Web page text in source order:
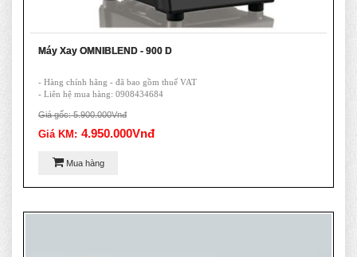
Máy Xay OMNIBLEND - 900 D
- Hàng chính hãng - đã bao gồm thuế VAT
- Liên hệ mua hàng: 0908434684
Giá gốc: 5.900.000Vnđ
Giá KM: 4.950.000Vnđ
Mua hàng